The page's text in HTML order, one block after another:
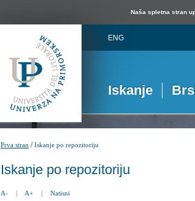
Naša spletna stran
ENG
Iskanje
Prva stran /Iskanje po repozitoriju
Iskanje po repozitoriju
A- | A+ | Natisni